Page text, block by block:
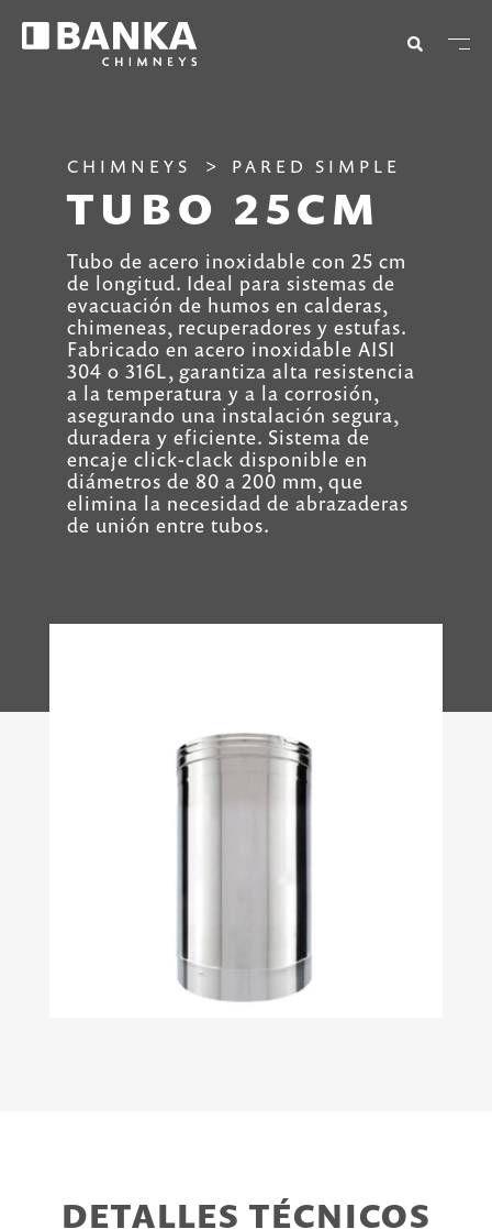
CHIMNEYS PARED SIMPLE
TUBO 25CM
Tubo de acero inoxidable con 25 cm
de longitud. Ideal para sistemas de
evacuación de humos en calderas,
chimeneas, recuperadores y estufas.
Fabricado en acero inoxidable AISI
304 o 316L, garantiza alta resistencia
a la temperatura y a la corrosión,
asegurando una instalación segura,
duradera y eficiente. Sistema de
encaje click-clack disponible en
diámetros de 80 a 200 mm, que
elimina la necesidad de abrazaderas
de unión entre tubos.
DETALLES TÉCNICOS